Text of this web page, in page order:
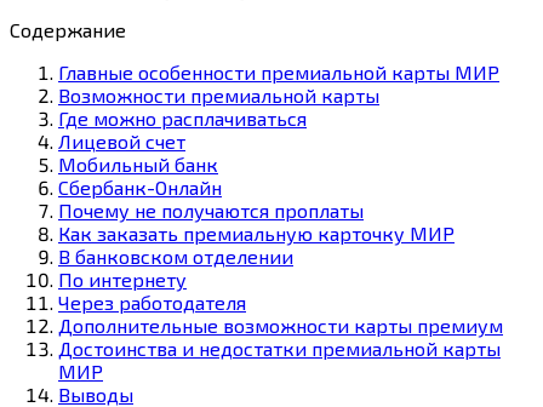
Содержание
Главные особенности премиальной карты МИР
Возможности премиальной карты
Где можно расплачиваться
Лицевой счет
Мобильный банк
Сбербанк-Онлайн
Почему не получаются проплаты
Как заказать премиальную карточку МИР
В банковском отделении
По интернету
Через работодателя
Дополнительные возможности карты премиум
Достоинства и недостатки премиальной карты
МИР
Выводы